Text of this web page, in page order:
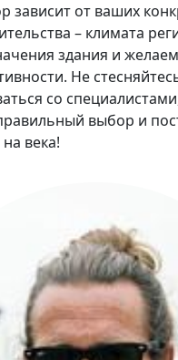
зависит от ваших
– климата
здания и
Не
со
выбор и
века!